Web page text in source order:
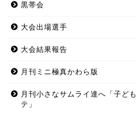
黒帯会
大会出場選手
大会結果報告
月刊ミニ極真かわら版
月刊小さなサムライ達へ「子ど
テ」